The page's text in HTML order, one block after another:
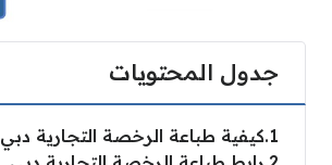
جدول المحتويات
1 كيفية طباعة الرخصة التجارية دبي